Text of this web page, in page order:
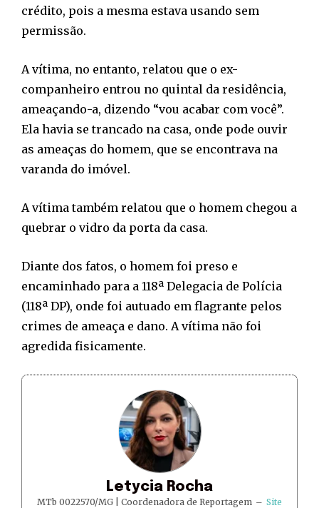
crédito, pois a mesma estava usando sem
permissão.
A vítima, no entanto, relatou que o ex-
companheiro entrou no quintal da residência,
ameaçando-a, dizendo “vou acabar com você”.
Ela havia se trancado na casa, onde pode ouvir
as ameaças do homem, que se encontrava na
varanda do imóvel.
A vítima também relatou que o homem chegou a
quebrar o vidro da porta da casa.
Diante dos fatos, o homem foi preso e
encaminhado para a 118ª Delegacia de Polícia
(118ª DP), onde foi autuado em flagrante pelos
crimes de ameaça e dano. A vítima não foi
agredida fisicamente.
Letycia Rocha
MTb 0022570/MG | Coordenadora de Reportagem – Site